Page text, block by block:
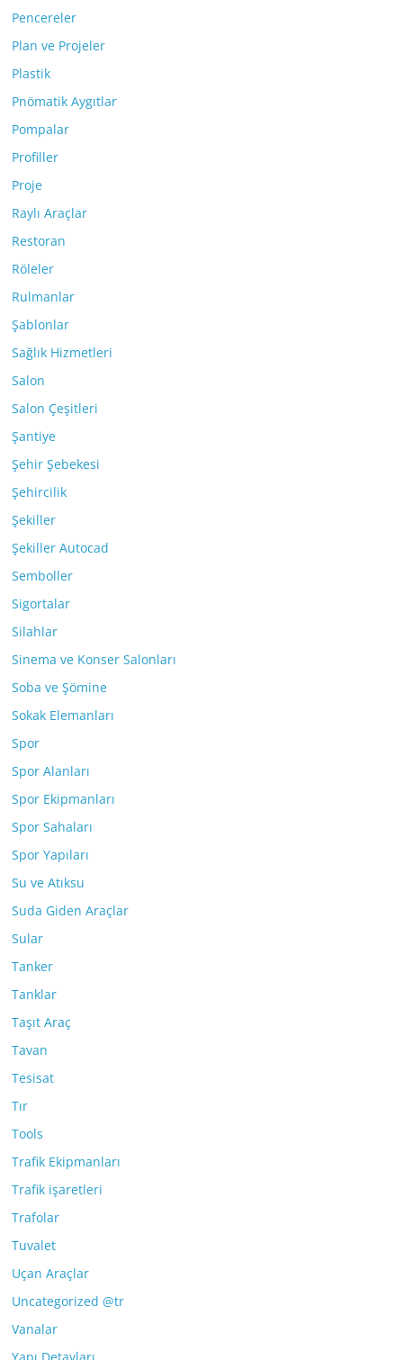
Pencereler
Plan ve Projeler
Plastik
Pnömatik Aygıtlar
Pompalar
Profiller
Proje
Raylı Araçlar
Restoran
Röleler
Rulmanlar
Şablonlar
Sağlık Hizmetleri
Salon
Salon Çeşitleri
Şantiye
Şehir Şebekesi
Şehircilik
Şekiller
Şekiller Autocad
Semboller
Sigortalar
Silahlar
Sinema ve Konser Salonları
Soba ve Şömine
Sokak Elemanları
Spor
Spor Alanları
Spor Ekipmanları
Spor Sahaları
Spor Yapıları
Su ve Atıksu
Suda Giden Araçlar
Sular
Tanker
Tanklar
Taşıt Araç
Tavan
Tesisat
Tır
Tools
Trafik Ekipmanları
Trafik işaretleri
Trafolar
Tuvalet
Uçan Araçlar
Uncategorized @tr
Vanalar